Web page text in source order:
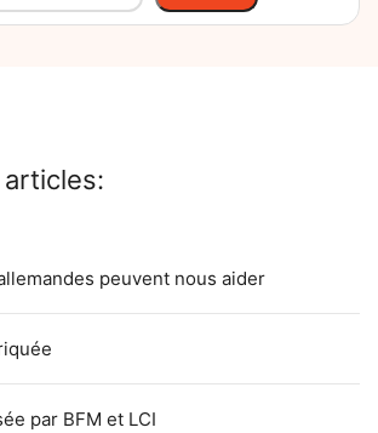
peuvent nous aider
par BFM et LCI